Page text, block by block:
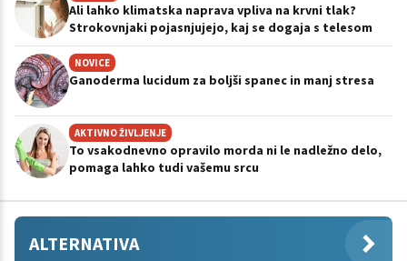
Ali lahko klimatska naprava vpliva na krvni tlak?
Strokovnjaki pojasnjujejo, kaj se dogaja s telesom
NOVICE
Ganoderma lucidum za boljši spanec in manj stresa
AKTIVNO ŽIVLJENJE
To vsakodnevno opravilo morda ni le nadležno delo,
pomaga lahko tudi vašemu srcu
ALTERNATIVA